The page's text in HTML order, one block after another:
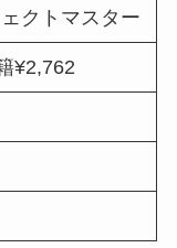
クトマスター
¥2,762